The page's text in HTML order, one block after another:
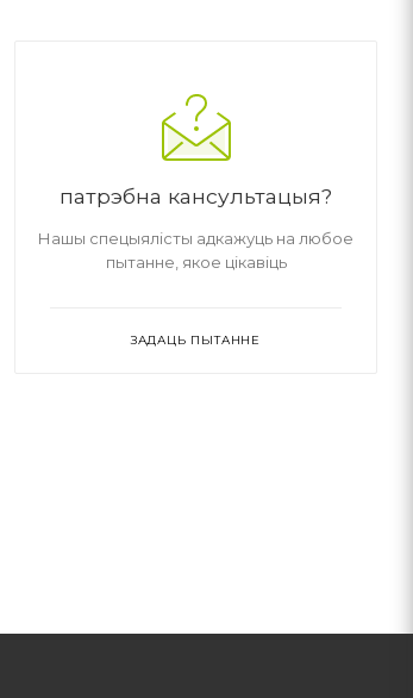
ДАДАТКОВА
патрэбна кансультацыя?
Нашы спецыялісты адкажуць на любое
пытанне, якое цікавіць
ЗАДАЦЬ ПЫТАННЕ